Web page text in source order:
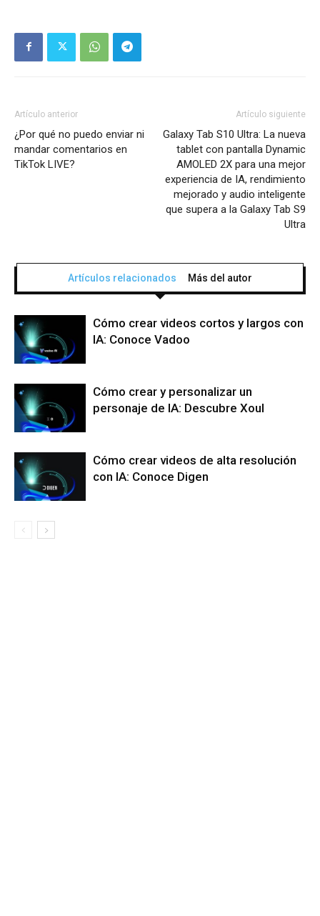
Artículo anterior
¿Por qué no puedo enviar ni
mandar comentarios en
TikTok LIVE?
Artículo siguiente
Galaxy Tab S10 Ultra: La nueva
tablet con pantalla Dynamic
AMOLED 2X para una mejor
experiencia de IA, rendimiento
mejorado y audio inteligente
que supera a la Galaxy Tab S9
Ultra
Artículos relacionados Más del autor
Cómo crear videos cortos y largos con
IA: Conoce Vadoo
Cómo crear y personalizar un
personaje de IA: Descubre Xoul
Cómo crear videos de alta resolución
con IA: Conoce Digen